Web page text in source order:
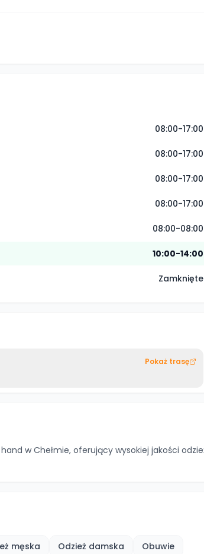
08:00-17:00
08:00-17:00
08:00-17:00
08:00-17:00
08:00-08:00
10:00-14:00
Zamknięte
Pokaż trasę
w Chełmie, oferujący wysokiej jakości
męska Odzież damska
Obuwie